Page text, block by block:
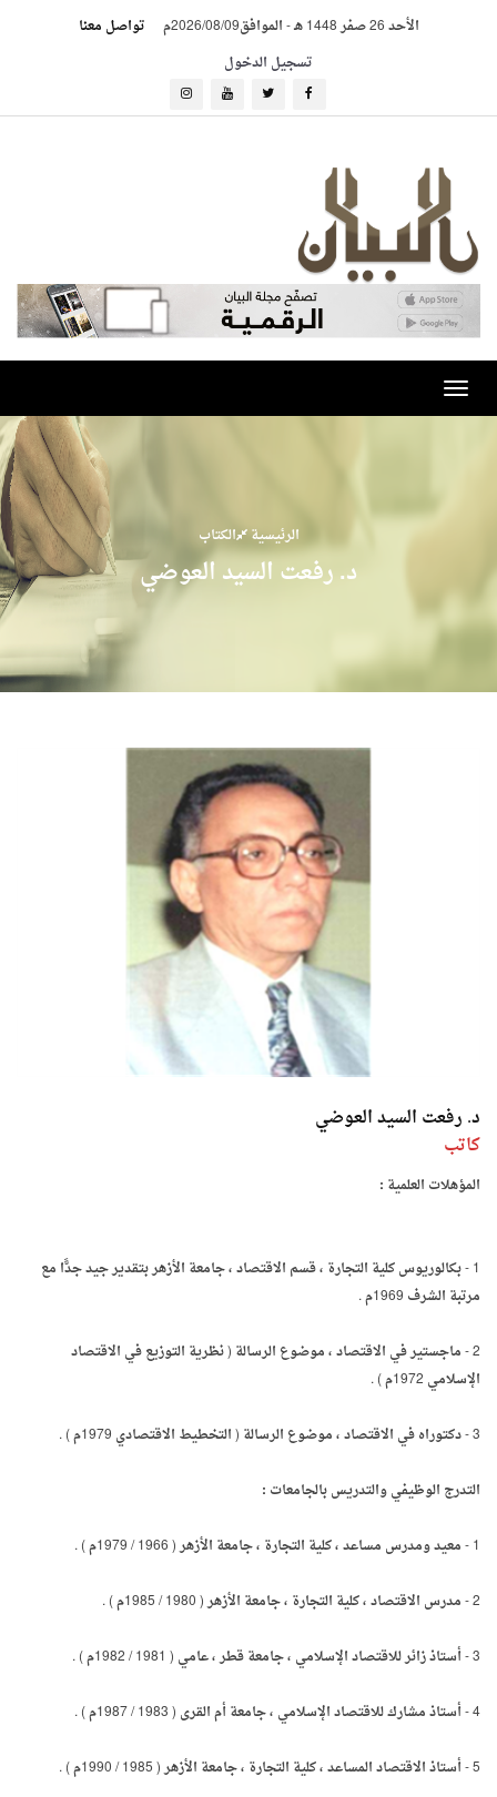
الأحد 26 صفر 1448 هـ -الموافق2026/08/09م
تواصل معنا
تسجيل الدخول
Toggle
navigation
الرئيسية الكتاب
د. رفعت السيد العوضي
د. رفعت السيد العوضي
كاتب
المؤهلات العلمية :
1 - بكالوريوس كلية التجارة ، قسم الاقتصاد ، جامعة الأزهر بتقدير جيد جدًّا مع
مرتبة الشرف 1969م .
2 - ماجستير في الاقتصاد ، موضوع الرسالة ( نظرية التوزيع في الاقتصاد
الإسلامي 1972م ) .
3 - دكتوراه في الاقتصاد ، موضوع الرسالة ( التخطيط الاقتصادي 1979م ) .
التدرج الوظيفي والتدريس بالجامعات :
1 - معيد ومدرس مساعد ، كلية التجارة ، جامعة الأزهر ( 1966 / 1979م ) .
2 - مدرس الاقتصاد ، كلية التجارة ، جامعة الأزهر ( 1980 / 1985م ) .
3 - أستاذ زائر للاقتصاد الإسلامي ، جامعة قطر ، عامي ( 1981 / 1982م ) .
4 - أستاذ مشارك للاقتصاد الإسلامي ، جامعة أم القرى ( 1983 / 1987م ) .
5 - أستاذ الاقتصاد المساعد ، كلية التجارة ، جامعة الأزهر ( 1985 / 1990م ) .